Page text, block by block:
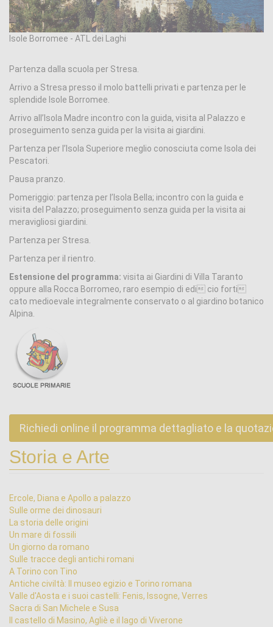
Isole Borromee - ATL dei Laghi
Partenza dalla scuola per Stresa.
Arrivo a Stresa presso il molo battelli privati e partenza per le
splendide Isole Borromee.
Arrivo all’Isola Madre incontro con la guida, visita al Palazzo e
proseguimento senza guida per la visita ai giardini.
Partenza per l’Isola Superiore meglio conosciuta come Isola dei
Pescatori.
Pausa pranzo.
Pomeriggio: partenza per l’Isola Bella; incontro con la guida e
visita del Palazzo; proseguimento senza guida per la visita ai
meravigliosi giardini.
Partenza per Stresa.
Partenza per il rientro.
Estensione del programma: visita ai Giardini di Villa Taranto
oppure alla Rocca Borromeo, raro esempio di edi cio forti
cato medioevale integralmente conservato o al giardino botanico
Alpina.
Richiedi online il programma dettagliato e la
Storia e Arte
Ercole, Diana e Apollo a palazzo
Sulle orme dei dinosauri
La storia delle origini
Un mare di fossili
Un giorno da romano
Sulle tracce degli antichi romani
A Torino con Tino
Antiche civiltà: Il museo egizio e Torino romana
Valle d'Aosta e i suoi castelli: Fenis, Issogne, Verres
Sacra di San Michele e Susa
Il castello di Masino, Agliè e il lago di Viverone